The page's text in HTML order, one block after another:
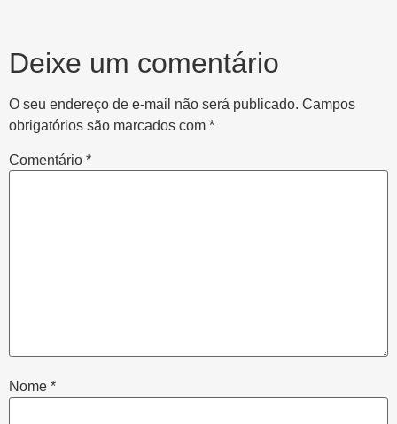
Deixe um comentário
O seu endereço de e-mail não será publicado. Campos
obrigatórios são marcados com *
Comentário *
Nome *